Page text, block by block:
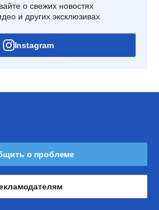
о свежих новостях
и других эксклюзивах
Instagram
о проблеме